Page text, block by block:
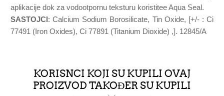
aplikacije dok za vodootpornu teksturu koristitee Aqua Seal.
SASTOJCI: Calcium Sodium Borosilicate, Tin Oxide, [+/- : Ci
77491 (Iron Oxides), Ci 77891 (Titanium Dioxide) ,]. 12845/A
KORISNCI KOJI SU KUPILI OVAJ
PROIZVOD TAKOĐER SU KUPILI